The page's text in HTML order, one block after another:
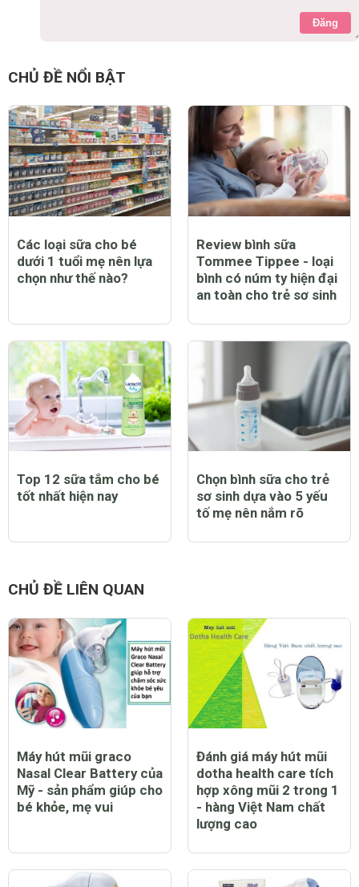
Đăng
CHỦ ĐỀ NỔI BẬT
Các loại sữa cho bé
dưới 1 tuổi mẹ nên lựa
chọn như thế nào?
Review bình sữa
Tommee Tippee - loại
bình có núm ty hiện đại
an toàn cho trẻ sơ sinh
Top 12 sữa tắm cho bé
tốt nhất hiện nay
Chọn bình sữa cho trẻ
sơ sinh dựa vào 5 yếu
tố mẹ nên nắm rõ
CHỦ ĐỀ LIÊN QUAN
Máy hút mũi graco
Nasal Clear Battery của
Mỹ - sản phẩm giúp cho
bé khỏe, mẹ vui
Đánh giá máy hút mũi
dotha health care tích
hợp xông mũi 2 trong 1
- hàng Việt Nam chất
lượng cao